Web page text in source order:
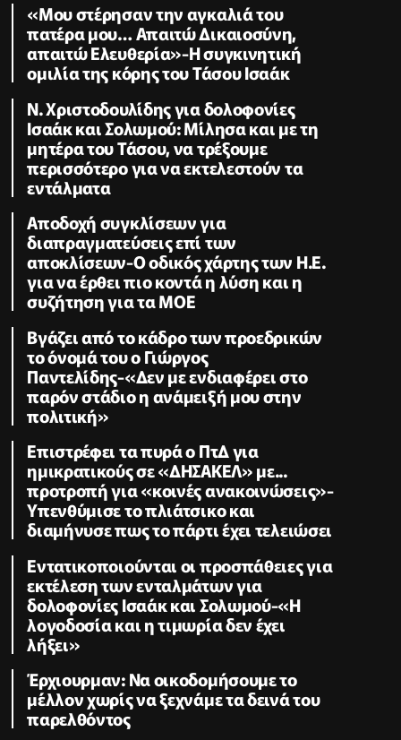
«Μου στέρησαν την αγκαλιά του
πατέρα μου… Απαιτώ Δικαιοσύνη,
απαιτώ Ελευθερία»-Η συγκινητική
ομιλία της κόρης του Τάσου Ισαάκ
Ν. Χριστοδουλίδης για δολοφονίες
Ισαάκ και Σολωμού: Μίλησα και με τη
μητέρα του Τάσου, να τρέξουμε
περισσότερο για να εκτελεστούν τα
εντάλματα
Αποδοχή συγκλίσεων για
διαπραγματεύσεις επί των
αποκλίσεων-Ο οδικός χάρτης των Η.Ε.
για να έρθει πιο κοντά η λύση και η
συζήτηση για τα ΜΟΕ
Βγάζει από το κάδρο των προεδρικών
το όνομά του ο Γιώργος
Παντελίδης-«Δεν με ενδιαφέρει στο
παρόν στάδιο η ανάμειξή μου στην
πολιτική»
Επιστρέφει τα πυρά ο ΠτΔ για
ημικρατικούς σε «ΔΗΣΑΚΕΛ» με...
προτροπή για «κοινές ανακοινώσεις»-
Υπενθύμισε το πλιάτσικο και
διαμήνυσε πως το πάρτι έχει τελειώσει
Εντατικοποιούνται οι προσπάθειες για
εκτέλεση των ενταλμάτων για
δολοφονίες Ισαάκ και Σολωμού-«Η
λογοδοσία και η τιμωρία δεν έχει
λήξει»
Έρχιουρμαν: Να οικοδομήσουμε το
μέλλον χωρίς να ξεχνάμε τα δεινά του
παρελθόντος